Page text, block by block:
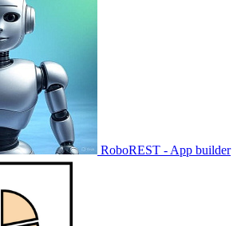
RoboREST - App builder